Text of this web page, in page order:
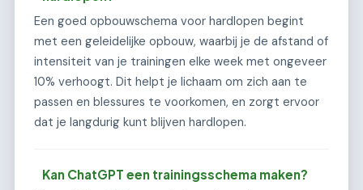
Een goed opbouwschema voor hardlopen begint
met een geleidelijke opbouw, waarbij je de afstand of
intensiteit van je trainingen elke week met ongeveer
10% verhoogt. Dit helpt je lichaam om zich aan te
passen en blessures te voorkomen, en zorgt ervoor
dat je langdurig kunt blijven hardlopen.
Kan ChatGPT een trainingsschema maken?